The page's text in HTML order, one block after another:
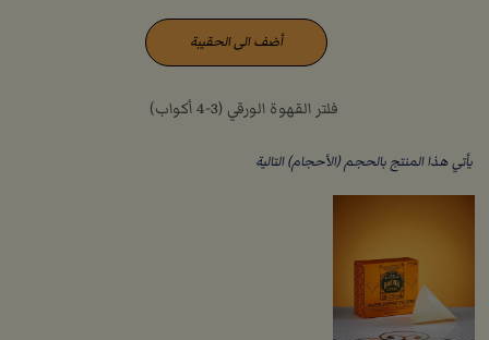
أضف الى الحقيبة
فلتر القهوة الورقي (3-4 أكواب)
يأتي هذا المنتج بالحجم (الأحجام) التالية